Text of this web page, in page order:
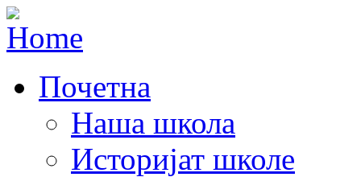
Почетна
Наша школа
Историјат школе